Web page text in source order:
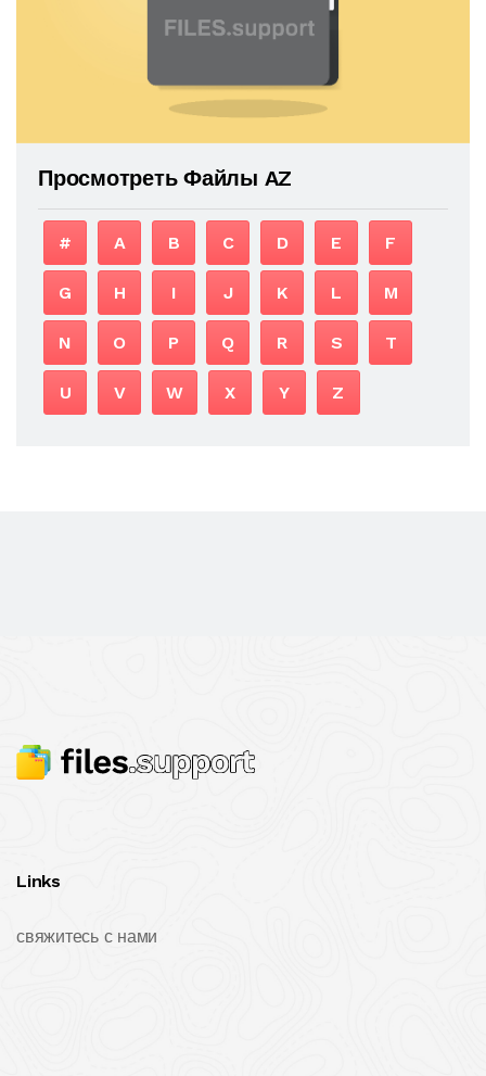
Просмотреть Файлы AZ
# A B C D E F
G H I J K L M
N O P Q R S T
U V W X Y Z
Links
свяжитесь с нами